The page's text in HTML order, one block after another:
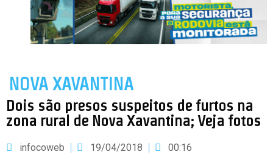
NOVA XAVANTINA
Dois são presos suspeitos de furtos na
zona rural de Nova Xavantina; Veja fotos
infocoweb 19/04/2018 00:16